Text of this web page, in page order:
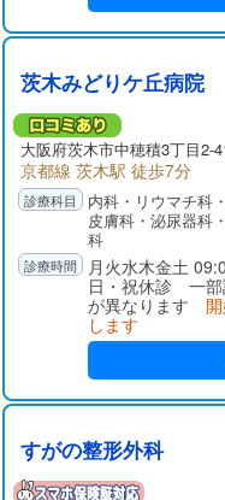
茨木みどりケ丘病院
大阪府茨木市中穂積3丁目2-
京都線 茨木駅 徒歩7分
内科・リウマチ科
皮膚科・泌尿器科
科
月火水木金土
日・祝休診 一
が異なります
します
すがの整形外科